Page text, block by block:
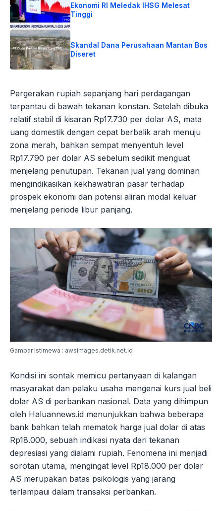
Ekonomi RI Meledak IHSG Melesat
Tinggi
Skandal Dana Perusahaan Mantan Bos
Diseret
Pergerakan rupiah sepanjang hari perdagangan
terpantau di bawah tekanan konstan. Setelah dibuka
relatif stabil di kisaran Rp17.730 per dolar AS, mata
uang domestik dengan cepat berbalik arah menuju
zona merah, bahkan sempat menyentuh level
Rp17.790 per dolar AS sebelum sedikit menguat
menjelang penutupan. Tekanan jual yang dominan
mengindikasikan kekhawatiran pasar terhadap
prospek ekonomi dan potensi aliran modal keluar
menjelang periode libur panjang.
Gambar Istimewa : awsimages.detik.net.id
Kondisi ini sontak memicu pertanyaan di kalangan
masyarakat dan pelaku usaha mengenai kurs jual beli
dolar AS di perbankan nasional. Data yang dihimpun
oleh Haluannews.id menunjukkan bahwa beberapa
bank bahkan telah mematok harga jual dolar di atas
Rp18.000, sebuah indikasi nyata dari tekanan
depresiasi yang dialami rupiah. Fenomena ini menjadi
sorotan utama, mengingat level Rp18.000 per dolar
AS merupakan batas psikologis yang jarang
terlampaui dalam transaksi perbankan.